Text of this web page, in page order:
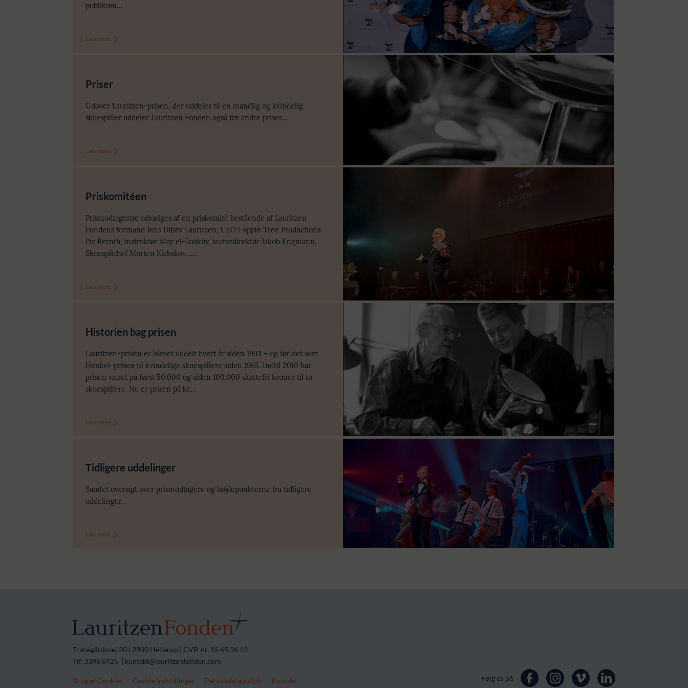
publikum…
Læs mere
Priser
Udover Lauritzen-prisen, der uddeles til en mandlig og kvindelig
skuespiller uddeler Lauritzen Fonden også tre andre priser…
Læs mere
Priskomitéen
Prismodtagerne udvælges af en priskomité bestående af Lauritzen
Fondens formand Jens Ditlev Lauritzen, CEO i Apple Tree Productions
Piv Bernth, instruktør May el-Toukhy, teaterdirektør Jakob Engmann,
Skuespilchef Morten Kirkskov……
Læs mere
Historien bag prisen
Lauritzen-prisen er blevet uddelt hvert år siden 1993 – og før det som
Henkel-prisen til kvindelige skuespillere siden 1965. Indtil 2010 har
prisen været på først 50.000 og siden 100.000 skattefri kroner til to
skuespillere. Nu er prisen på kr.…
Læs mere
Tidligere uddelinger
Samlet oversigt over prismodtagere og højdepunkterne fra tidligere
uddelinger…
Læs mere
Tranegårdsvej 20 | 2900 Hellerup | CVR-nr. 15 45 36 13
Tlf. 3396 8425 | kontakt@lauritzenfonden.com
Brug af Cookies Cookie Indstillinger Persondatapolitik Kontakt Følg os på